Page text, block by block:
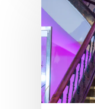
talento
y
la
trayectoria
de
la
escena